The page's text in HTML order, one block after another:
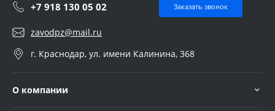
+7 918 130 05 02 Заказать звонок
zavodpz@mail.ru
г. Краснодар, ул. имени Калинина, 368
О компании